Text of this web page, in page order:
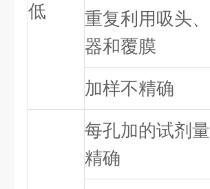
低
重复利用吸头
器和覆膜
加样不精确
每孔加的试剂
精确